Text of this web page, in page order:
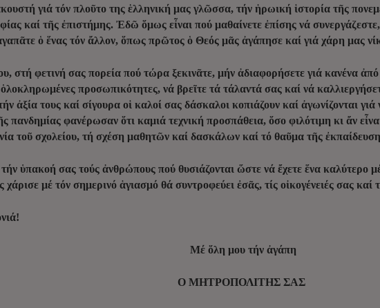
γιά τόν πλοῦτο της ἑλληνική μας γλῶσσα, τήν ἡρωική ἱστορία τῆς
καί τῆς ἐπιστήμης. Ἐδῶ ὅμως εἶναι πού μαθαίνετε ἐπίσης νά
ὁ ἕνας τόν ἄλλον, ὅπως πρῶτος ὁ Θεός μᾶς ἀγάπησε καί γιά χάρη μας
στή φετινή σας πορεία πού τώρα ξεκινᾶτε, μήν ἀδιαφορήσετε γιά κανένα
ὁλοκληρωμένες προσωπικότητες, νά βρεῖτε τά τάλαντά σας καί νά
ἀξία τους καί σίγουρα οἱ καλοί σας δάσκαλοι κοπιάζουν καί ἀγωνίζονται
πανδημίας φανέρωσαν ὅτι καμιά τεχνική προσπάθεια, ὅσο φιλότιμη κι ἄν
τοῦ σχολείου, τή σχέση μαθητῶν καί δασκάλων καί τό θαῦμα τῆς
ὑπακοή σας τούς ἀνθρώπους πού θυσιάζονται ὥστε νά ἔχετε ἕνα καλύτερο
μέ τόν σημερινό ἁγιασμό θά συντροφεύει ἐσᾶς, τίς οἰκογένειές σας καί
Μέ ὅλη μου τήν ἀγάπη
Ο ΜΗΤΡΟΠΟΛΙΤΗΣ ΣΑΣ